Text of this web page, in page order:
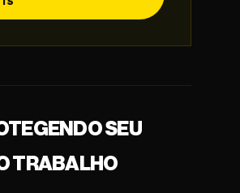
SEU
TRABALHO